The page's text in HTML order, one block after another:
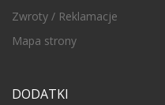
Zwroty / Reklamacje
Mapa strony
DODATKI